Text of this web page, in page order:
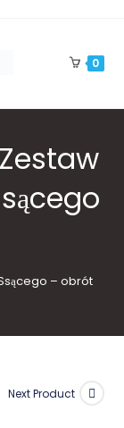
0
– obrót
Next Product